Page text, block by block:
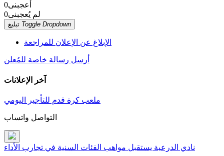
أعجبنى0
لم يُعجبنى0
Toggle Dropdown
الإبلاغ عن الإعلان للمراجعة
أرسل رسالة خاصة للمُعلن
آخر الإعلانات
ملعب كرة قدم للتأجير اليومي
نادي الدرعية يستقبل مواهب الفئات السنية في تجارب الأداء